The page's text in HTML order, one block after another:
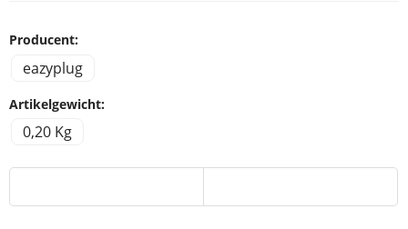
Producent:
eazyplug
Artikelgewicht:
0,20 Kg